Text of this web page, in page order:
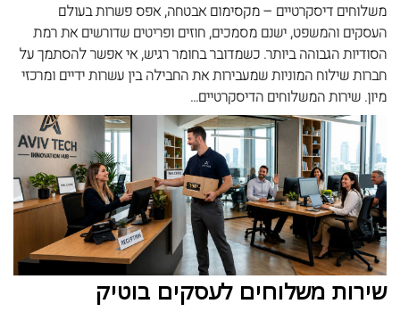
משלוחים דיסקרטיים – מקסימום אבטחה, אפס פשרות בעולם
העסקים והמשפט, ישנם מסמכים, חוזים ופריטים שדורשים את רמת
הסודיות הגבוהה ביותר. כשמדובר בחומר רגיש, אי אפשר להסתמך על
חברות שילוח המוניות שמעבירות את החבילה בין עשרות ידיים ומרכזי
מיון. שירות המשלוחים הדיסקרטיים...
שירות משלוחים לעסקים בוטיק